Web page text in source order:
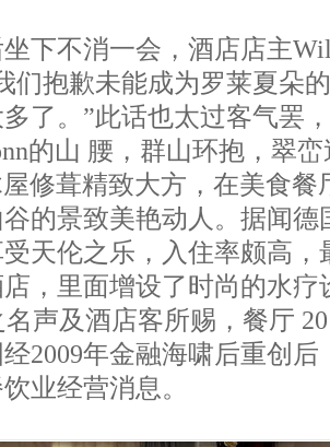
下不消一会，酒店店主
们抱歉未能成为罗莱夏朵
了。”此话也太过客气罢
的山 腰，群山环抱，翠
修葺精致大方，在美食
的景致美艳动人。据闻
天伦之乐，入住率颇高
，里面增设了时尚的水疗
名声及酒店客所赐，餐厅
2009年金融海啸后重创
业经营消息。